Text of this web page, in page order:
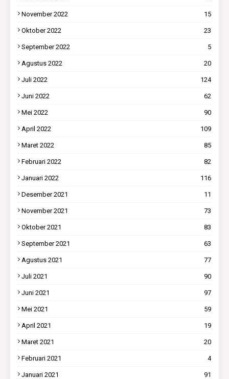
November 2022 15
Oktober 2022 23
September 2022 5
Agustus 2022 20
Juli 2022 124
Juni 2022 62
Mei 2022 90
April 2022 109
Maret 2022 85
Februari 2022 82
Januari 2022 116
Desember 2021 11
November 2021 73
Oktober 2021 83
September 2021 63
Agustus 2021 77
Juli 2021 90
Juni 2021 97
Mei 2021 59
April 2021 19
Maret 2021 20
Februari 2021 4
Januari 2021 91